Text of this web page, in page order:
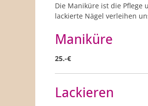
Die Maniküre ist die Pflege
lackierte Nägel verleihen
Maniküre
25.-€
Lackieren